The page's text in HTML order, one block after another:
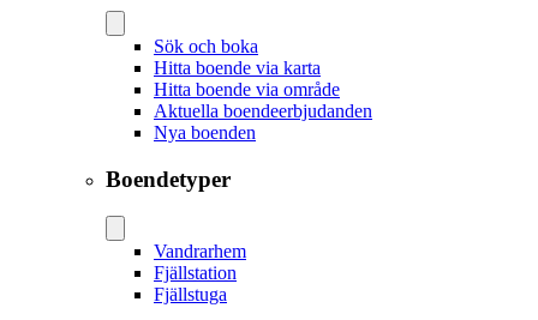
Sök och boka
Hitta boende via karta
Hitta boende via område
Aktuella boendeerbjudanden
Nya boenden
Boendetyper
Vandrarhem
Fjällstation
Fjällstuga